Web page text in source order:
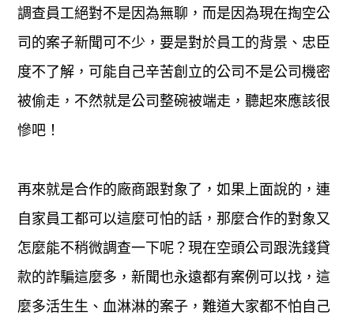
調查員工絕對不是因為無聊，而是因為現在掏空公
司的案子新聞可不少，要是對於員工的背景、忠臣
度不了解，可能自己辛苦創立的公司不是公司機密
被偷走，不然就是公司整碗被端走，聽起來應該很
慘吧！
再來就是合作的廠商跟對象了，如果上面說的，連
自家員工都可以這麼可怕的話，那麼合作的對象又
怎麼能不稍微調查一下呢？現在空頭公司跟洗錢貸
款的詐騙這麼多，新聞也永遠都有案例可以找，這
麼多活生生、血淋淋的案子，難道大家都不怕自己